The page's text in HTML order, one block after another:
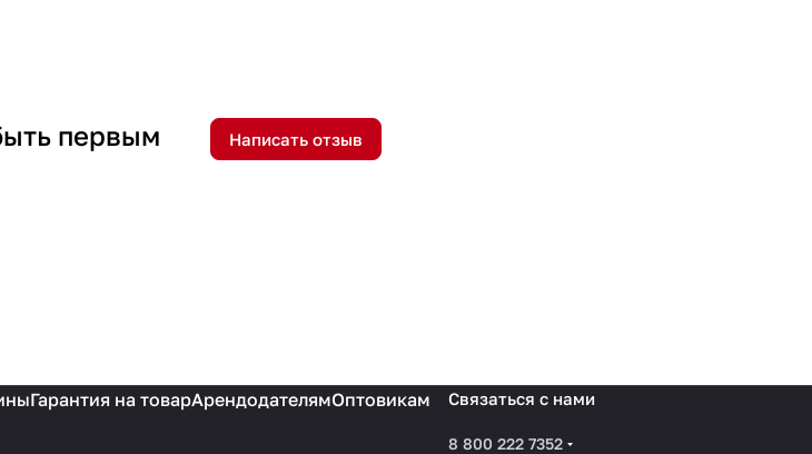
первым Написать отзыв
Гарантия на товарАрендодателямОптовикам
Связаться с нами
8 800 222 7352